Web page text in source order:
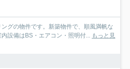
グの物件です。新築物件で、順風満帆な
設備はBS・エアコン・照明付... もっと見